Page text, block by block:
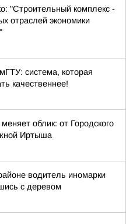
"Строительный комплекс -
отраслей экономики
система, которая
качественнее!
облик: от Городского
Иртыша
водитель иномарки
с деревом